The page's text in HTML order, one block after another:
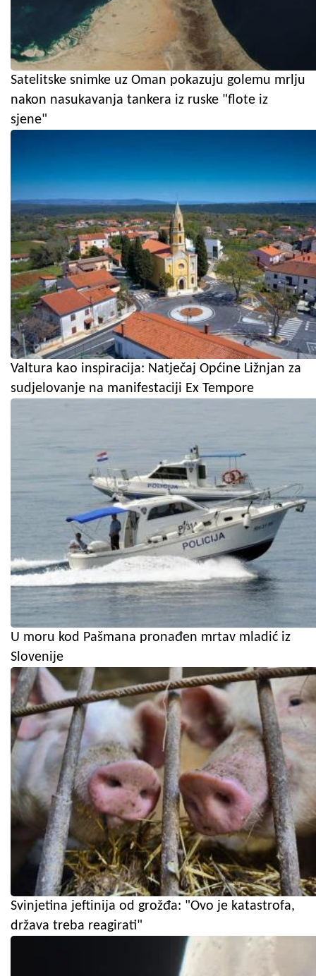
Satelitske snimke uz Oman pokazuju golemu mrlju
nakon nasukavanja tankera iz ruske "flote iz
sjene"
Valtura kao inspiracija: Natječaj Općine Ližnjan za
sudjelovanje na manifestaciji Ex Tempore
U moru kod Pašmana pronađen mrtav mladić iz
Slovenije
Svinjetina jeftinija od grožđa: "Ovo je katastrofa,
država treba reagirati"